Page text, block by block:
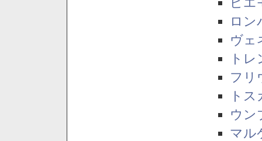
ロン
ヴェ
ト
フリ
ト
ウン
マル